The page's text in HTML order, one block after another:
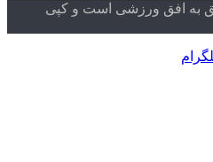
به افق ورزشی است و کپی